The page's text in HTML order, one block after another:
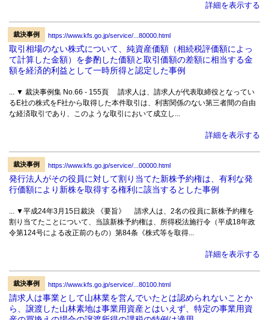
詳細を表示する
裁決事例 https://www.kfs.go.jp/service/...80000.html
取引相場のない株式について、純資産価額（相続税評価額によっ
て計算した金額）を参酌した価額と取引価額の差額に相当する金
額を経済的利益として一時所得と認定した事例
... ▼ 裁決事例集 No.66 - 155頁 請求人は、請求人が代表取締役となってい
るE社の株式をF社から取得した本件取引は、利害関係のない第三者間の自由
な経済取引であり、このような取引において成立し...
詳細を表示する
裁決事例 https://www.kfs.go.jp/service/...00000.html
発行法人がその役員に対して割り当てた新株予約権は、有利な発
行価額により新株を取得する権利に該当するとした事例
... ▼平成24年3月15日裁決 《要旨》 請求人は、2名の役員に新株予約権を
割り当てたことについて、当該新株予約権は、所得税法施行令（平成18年政
令第124号による改正前のもの）第84条《株式等を取得...
詳細を表示する
裁決事例 https://www.kfs.go.jp/service/...80100.html
請求人は事業として山林業を営んでいたとは認められないことか
ら、譲渡した山林素地は事業用資産とはいえず、特定の事業用資